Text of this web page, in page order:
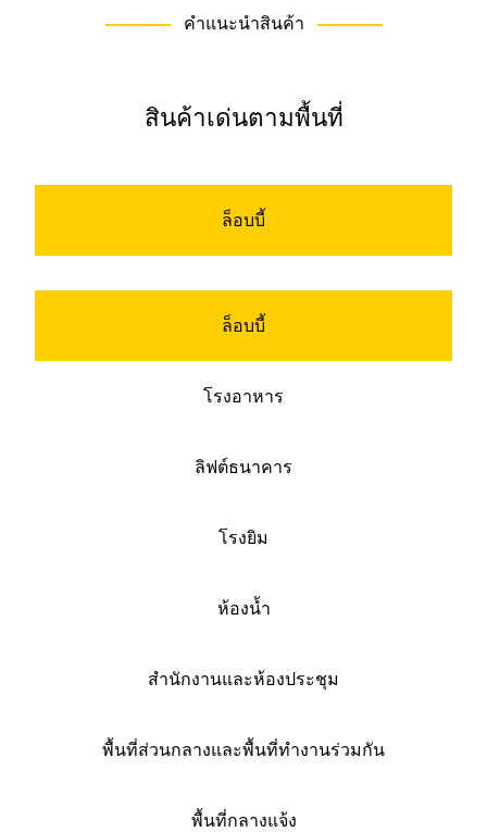
คำแนะนำสินค้า
สินค้าเด่นตามพื้นที่
ล็อบบี้
ล็อบบี้
โรงอาหาร
ลิฟต์ธนาคาร
โรงยิม
ห้องน้ำ
สำนักงานและห้องประชุม
พื้นที่ส่วนกลางและพื้นที่ทำงานร่วมกัน
พื้นที่กลางแจ้ง